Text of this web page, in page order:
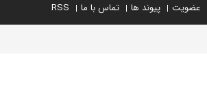
عضویت پیوند ها تماس با ما RSS